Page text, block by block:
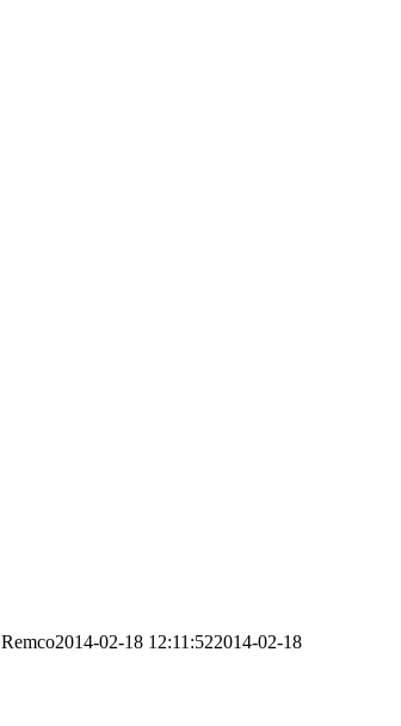
Remco2014-02-18 12:11:522014-02-18